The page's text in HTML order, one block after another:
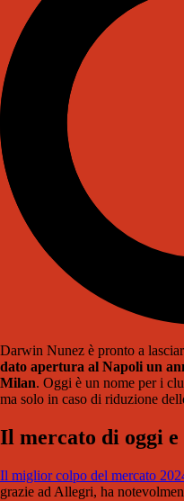
Darwin Nunez è pronto a
dato apertura al Napoli un
Milan. Oggi è un nome per i
ma solo in caso di riduzione
Il mercato di oggi
Il miglior colpo del mercato
grazie ad Allegri, ha